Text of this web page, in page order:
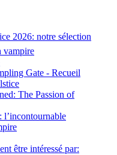
2026: notre sélection
vampire
Gate - Recueil
The Passion of
l’incontournable
être intéressé par: